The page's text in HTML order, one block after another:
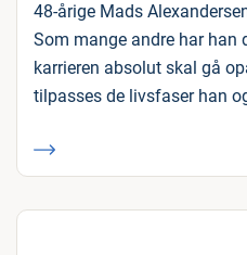
48-årige Mads
Som mange andre har han
karrieren absolut skal gå
tilpasses de livsfaser han